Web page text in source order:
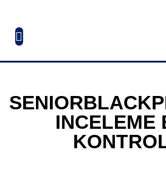
INCELEME